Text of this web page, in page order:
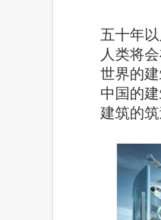
五十年
人类将
世界的
中国的
建筑的